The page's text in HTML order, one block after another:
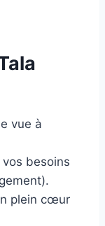
vue à
besoins
plein cœur